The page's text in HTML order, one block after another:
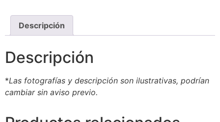
Descripción
Descripción
*Las fotografías y descripción son ilustrativas, podrían
cambiar sin aviso previo.